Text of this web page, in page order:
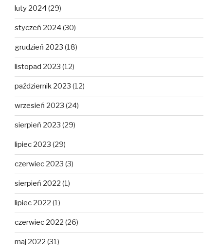
luty 2024 (29)
styczeń 2024 (30)
grudzień 2023 (18)
listopad 2023 (12)
październik 2023 (12)
wrzesień 2023 (24)
sierpień 2023 (29)
lipiec 2023 (29)
czerwiec 2023 (3)
sierpień 2022 (1)
lipiec 2022 (1)
czerwiec 2022 (26)
maj 2022 (31)